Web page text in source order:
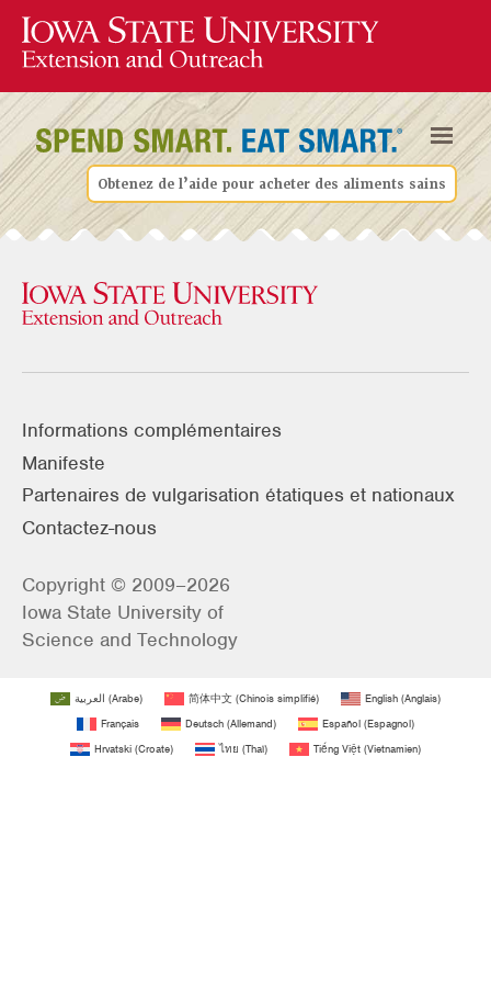
Obtenez de l’aide pour acheter des aliments sains
Informations complémentaires
Manifeste
Partenaires de vulgarisation étatiques et nationaux
Contactez-nous
Copyright © 2009–2026
Iowa State University of
Science and Technology
العربية (Arabe) 简体中文 (Chinois simplifié) English (Anglais)
Français
Deutsch (Allemand) Español (Espagnol)
Hrvatski (Croate) ไทย (Thaï) Tiếng Việt (Vietnamien)